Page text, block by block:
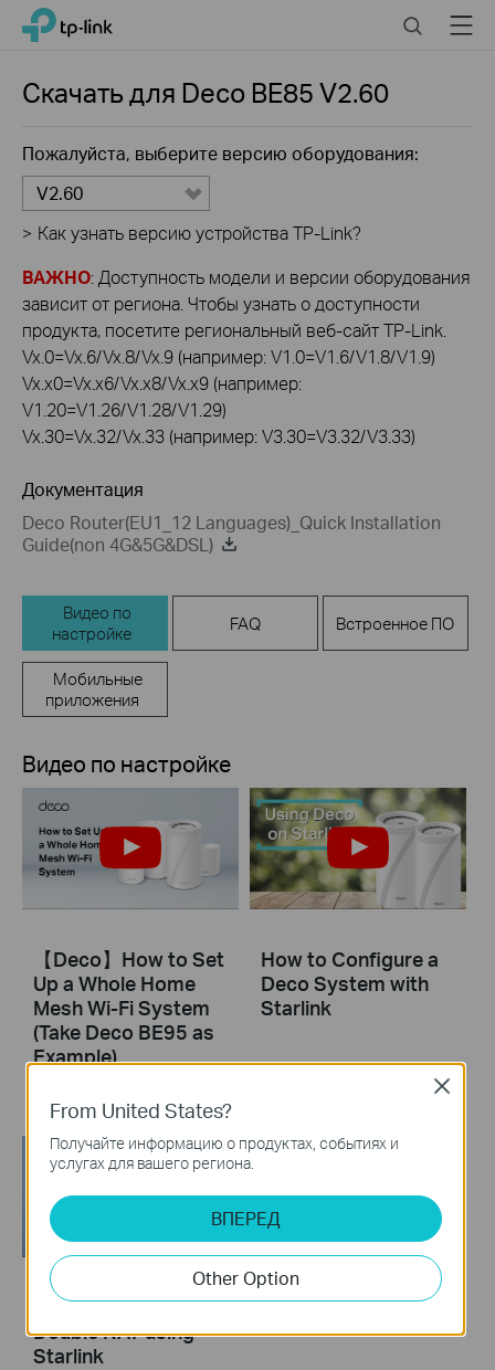
Click
navigation
TP-Link, Reliably Smart SearchMenu
Скачать для Deco BE85V2.60
Пожалуйста, выберите версию оборудования:
V2.60
> Как узнать версию устройства TP-Link?
ВАЖНО: Доступность модели и версии оборудования
зависит от региона. Чтобы узнать о доступности
продукта, посетите региональный веб-сайт TP-Link.
Vx.0=Vx.6/Vx.8/Vx.9 (например: V1.0=V1.6/V1.8/V1.9)
Vx.x0=Vx.x6/Vx.x8/Vx.x9 (например:
V1.20=V1.26/V1.28/V1.29)
Vx.30=Vx.32/Vx.33 (например: V3.30=V3.32/V3.33)
Документация
Deco Router(EU1_12 Languages)_Quick Installation
Guide(non 4G&5G&DSL)
Видео по
настройке
FAQ Встроенное ПО
Мобильные
приложения
Видео по настройке
【Deco】How to Set
Up a Whole Home
Mesh Wi-Fi System
(Take Deco BE95 as
Example)
How to Configure a
Deco System with
Starlink
How to Resolve
Double NAT using
Starlink
From United States?
Получайте информацию о продуктах, событиях и
услугах для вашего региона.
ВПЕРЕД
Other Option
Close